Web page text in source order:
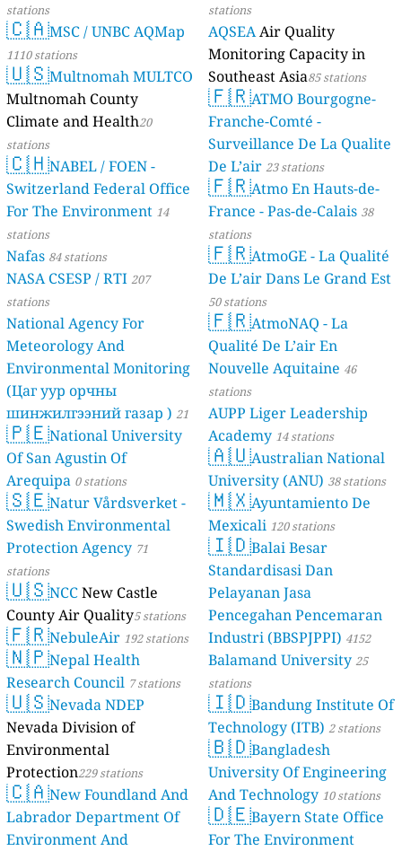
stations
AQSEAAir Quality
Monitoring Capacity in
Southeast Asia85 stations
🇫🇷ATMO Bourgogne-
Franche-Comté -
Surveillance De La Qualite
De L’air 23 stations
🇫🇷Atmo En Hauts-de-
France - Pas-de-Calais 38
stations
🇫🇷AtmoGE - La Qualité
De L’air Dans Le Grand Est
50 stations
🇫🇷AtmoNAQ - La
Qualité De L’air En
Nouvelle Aquitaine 46
stations
AUPP Liger Leadership
Academy 14 stations
🇦🇺Australian National
University (ANU) 38 stations
🇲🇽Ayuntamiento De
Mexicali 120 stations
🇮🇩Balai Besar
Standardisasi Dan
Pelayanan Jasa
Pencegahan Pencemaran
Industri (BBSPJPPI) 4152
stations
Balamand University25
stations
🇮🇩Bandung Institute Of
Technology (ITB) 2 stations
🇧🇩Bangladesh
University Of Engineering
And Technology 10 stations
🇩🇪Bayern State Office
For The Environment
stations
🇨🇦MSC / UNBC AQMap
1110 stations
🇺🇸Multnomah MULTCO
Multnomah County
Climate and Health20
stations
🇨🇭NABEL / FOEN -
Switzerland Federal Office
For The Environment 14
stations
Nafas 84 stations
NASA CSESP / RTI 207
stations
National Agency For
Meteorology And
Environmental Monitoring
(Цаг уур орчны
шинжилгээний газар ) 21
stations
🇵🇪National University
Of San Agustin Of
Arequipa 0 stations
🇸🇪Natur Vårdsverket -
Swedish Environmental
Protection Agency 71
stations
🇺🇸NCCNew Castle
County Air Quality5 stations
🇫🇷NebuleAir 192 stations
🇳🇵Nepal Health
Research Council 7 stations
🇺🇸Nevada NDEP
Nevada Division of
Environmental
Protection229 stations
🇨🇦New Foundland And
Labrador Department Of
Environment And